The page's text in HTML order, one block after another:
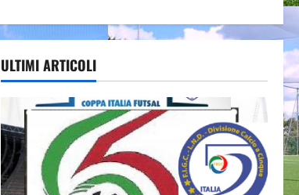
ULTIMI ARTICOLI